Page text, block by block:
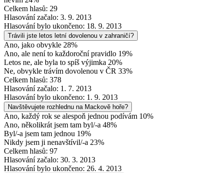
Celkem hlasů: 29
Hlasování začalo: 3. 9. 2013
Hlasování bylo ukončeno: 18. 9. 2013
Trávili jste letos letní dovolenou v zahraničí?
Ano, jako obvykle 28%
Ano, ale není to každoroční pravidlo 19%
Letos ne, ale byla to spíš výjimka 20%
Ne, obvykle trávím dovolenou v ČR 33%
Celkem hlasů: 378
Hlasování začalo: 1. 7. 2013
Hlasování bylo ukončeno: 1. 9. 2013
Navštěvujete rozhlednu na Mackově hoře?
Ano, každý rok se alespoň jednou podívám 10%
Ano, několikrát jsem tam byl/-a 48%
Byl/-a jsem tam jednou 19%
Nikdy jsem ji nenavštívil/-a 23%
Celkem hlasů: 97
Hlasování začalo: 30. 3. 2013
Hlasování bylo ukončeno: 26. 4. 2013